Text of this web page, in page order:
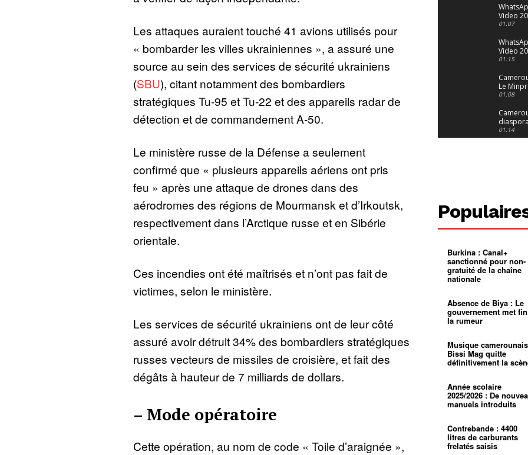
Les attaques auraient touché 41 avions utilisés pour
« bombarder les villes ukrainiennes », a assuré une
source au sein des services de sécurité ukrainiens
(SBU), citant notamment des bombardiers
stratégiques Tu-95 et Tu-22 et des appareils radar de
détection et de commandement A-50.
Le ministère russe de la Défense a seulement
confirmé que « plusieurs appareils aériens ont pris
feu » après une attaque de drones dans des
aérodromes des régions de Mourmansk et d’Irkoutsk,
respectivement dans l’Arctique russe et en Sibérie
orientale.
Ces incendies ont été maîtrisés et n’ont pas fait de
victimes, selon le ministère.
Les services de sécurité ukrainiens ont de leur côté
assuré avoir détruit 34% des bombardiers stratégiques
russes vecteurs de missiles de croisière, et fait des
dégâts à hauteur de 7 milliards de dollars.
– Mode opératoire
Cette opération, au nom de code « Toile d’araignée »,
Video
04 at 15
01:07
Video
29 at 12
01:15
Le
alerte
jeunes
01:08
suivra-t-
l’appel
01:14
400 000
pasteur
L’État
d’or
Entre
mentale
01:12
à
mettra-
01:12
Mouelle
dernier
voyage
Burkina : Canal+
sanctionné pour non-
gratuité de la chaîne
nationale
Absence de Biya : Le
gouvernement met
la rumeur
Musique
Bissi Mag quitte
définitivement la
Année scolaire
2025/2026 : De
manuels introduits
Contrebande : 4400
litres de carburants
frelatés saisis